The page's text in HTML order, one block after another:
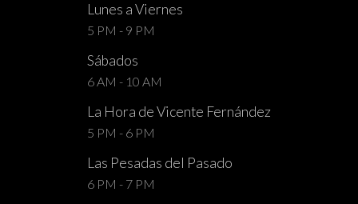
Lunes a Viernes
5 PM - 9 PM
Sábados
6 AM - 10 AM
La Hora de Vicente Fernández
5 PM - 6 PM
Las Pesadas del Pasado
6 PM - 7 PM